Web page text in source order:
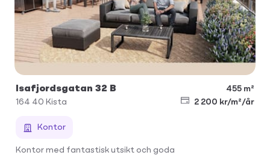
Isafjordsgatan 32 B
455 m²
164 40 Kista 2 200 kr/m²/år
Kontor
Kontor med fantastisk utsikt och goda